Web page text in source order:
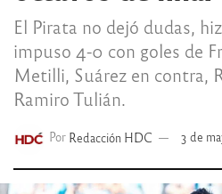
El Pirata no dejó dudas,
impuso 4-0 con goles de
Metilli, Suárez en contra,
Ramiro Tulián.
Por Redacción HDC 3 de